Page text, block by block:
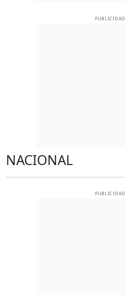
PUBLICIDAD
NACIONAL
PUBLICIDAD